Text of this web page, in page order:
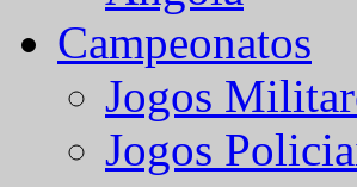
Campeonatos
Jogos
Jogos